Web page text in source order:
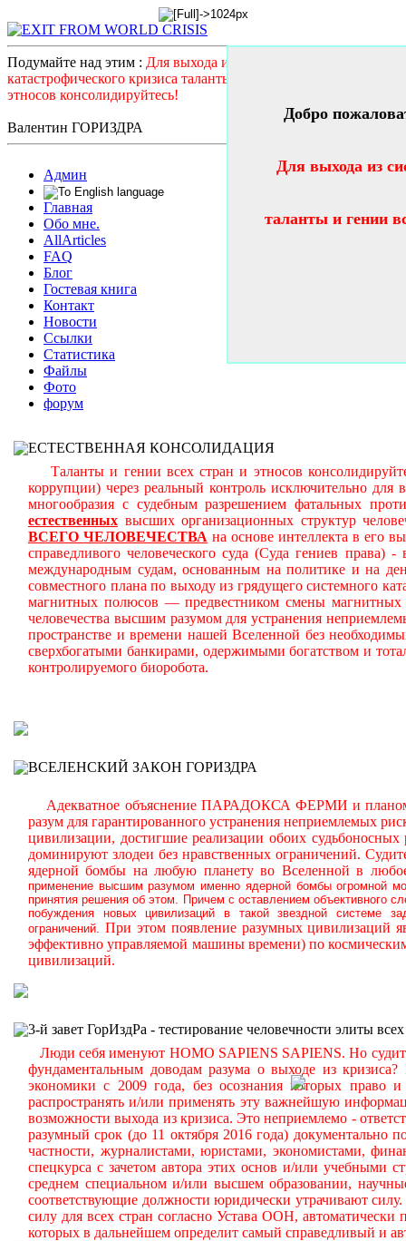
Подумайте над этим : Для выхода из системного
катастрофического кризиса таланты и гении всех стран и
этносов консолидируйтесь!
Валентин ГОРИЗДРА
Админ
Главная
Обо мне.
AllArticles
FAQ
Блог
Гостевая книга
Контакт
Новости
Ссылки
Статистика
Файлы
Фото
форум
ЕСТЕСТВЕННАЯ КОНСОЛИДАЦИЯ
Таланты и гении всех стран и этносов
коррупции) через реальный контроль исключительно
многообразия с судебным разрешением фатальных
естественных высших организационных структур
ВСЕГО ЧЕЛОВЕЧЕСТВА на основе интеллекта в его
справедливого человеческого суда (Суда гениев
международным судам, основанным на политике и на
совместного плана по выходу из грядущего системного
магнитных полюсов — предвестником смены магнитных
человечества высшим разумом для устранения
пространстве и времени нашей Вселенной без
сверхбогатыми банкирами, одержимыми богатством и
контролируемого биоробота.
ВСЕЛЕНСКИЙ ЗАКОН ГОРИЗДРА
Адекватное объяснение ПАРАДОКСА ФЕРМИ и
разум для гарантированного устранения неприемлемых
цивилизации, достигшие реализации обоих
доминируют злодеи без нравственных ограничений.
ядерной бомбы на любую планету во Вселенной в
применение высшим разумом именно ядерной бомбы огромной
принятия решения об этом. Причем с оставлением объективного
побуждения новых цивилизаций в такой звездной системе
ограничений. При этом появление разумных цивилизаций
эффективно управляемой машины времени) по
цивилизаций.
3-й завет ГорИздРа - тестирование человечности элиты
Люди себя именуют HOMO SAPIENS SAPIENS. Но
фундаментальным доводам разума о выходе из
экономики с 2009 года, без осознания которых право
распространять и/или применять эту важнейшую
возможности выхода из кризиса. Это неприемлемо -
разумный срок (до 11 октября 2016 года)
частности, журналистами, юристами, экономистами,
спецкурса с зачетом автора этих основ и/или учебными
среднем специальном и/или высшем образовании,
соответствующие должности юридически утрачивают
силу для всех стран согласно Устава ООН,
которых в дальнейшем определит самый справедливый и
Добро
Для выхода из
таланты и гении